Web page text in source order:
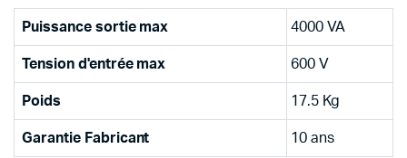
Puissance sortie max 4000 VA
Tension d'entrée max 600 V
Poids 17.5 Kg
Garantie Fabricant 10 ans